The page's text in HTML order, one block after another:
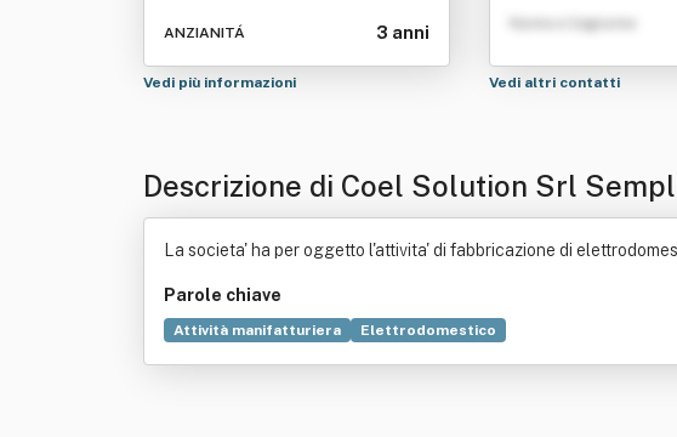
ANZIANITÁ 3 anni
Vedi più informazioni
Nome e Cognome
Vedi altri contatti
Descrizione di Coel Solution Srl
La societa' ha per oggetto l'attivita' di fabbricazione di
Parole chiave
Attività manifatturiera Elettrodomestico